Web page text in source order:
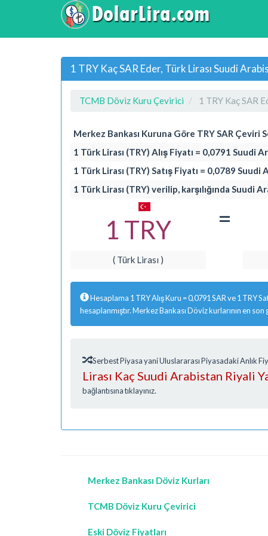
1 TRY Kaç SAR Eder, Türk Lirası Suudi
TCMB Döviz Kuru Çevirici 1 TRY Kaç SAR
Merkez Bankası Kuruna Göre TRY SAR Çeviri
1 Türk Lirası (TRY) Alış Fiyatı = 0,0791 Suudi
1 Türk Lirası (TRY) Satış Fiyatı = 0,0789 Suudi
1 Türk Lirası (TRY) verilip, karşılığında Suudi
1 TRY =
( Türk Lirası )
Hesaplama 1 TRY Alış Kuru = 0,0791 SAR ve 1 TRY
hesaplanmıştır. Merkez Bankası Döviz kurlarının en
Serbest Piyasa yani Uluslararası Piyasadaki Anlık
Lirası Kaç Suudi Arabistan Riyali
bağlantısına tıklayınız.
Merkez Bankası Döviz Kurları
TCMB Döviz Kuru Çevirici
Eski Döviz Fiyatları